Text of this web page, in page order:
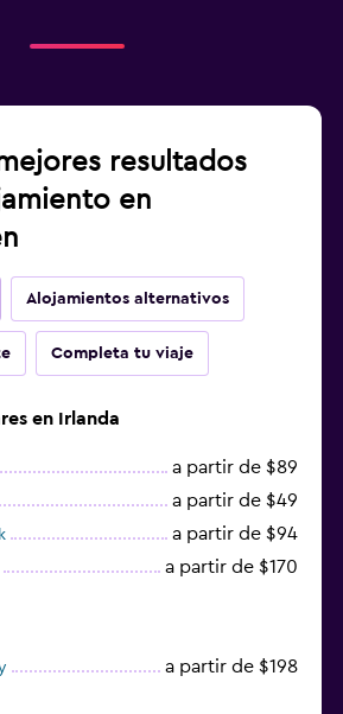
resultados
en
Alojamientos alternativos
Completa tu viaje
en Irlanda
a partir de $89
a partir de $49
a partir de $94
a partir de $170
a partir de $198